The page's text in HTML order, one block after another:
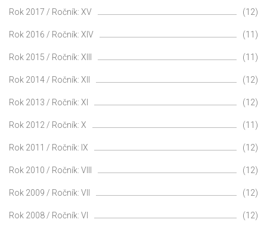
Rok 2017 / Ročník: XV (12)
Rok 2016 / Ročník: XIV (11)
Rok 2015 / Ročník: XIII (11)
Rok 2014 / Ročník: XII (12)
Rok 2013 / Ročník: XI (12)
Rok 2012 / Ročník: X (11)
Rok 2011 / Ročník: IX (12)
Rok 2010 / Ročník: VIII (12)
Rok 2009 / Ročník: VII (12)
Rok 2008 / Ročník: VI (12)